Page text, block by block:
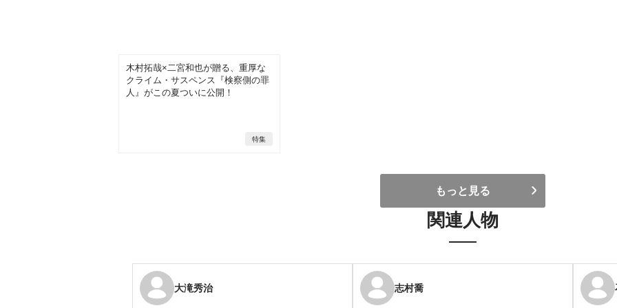
木村拓哉×二宮和也が贈る、重厚な
クライム・サスペンス『検察側の罪
人』がこの夏ついに公開！
特集
もっと見る
関連人物
大滝秀治 志村喬